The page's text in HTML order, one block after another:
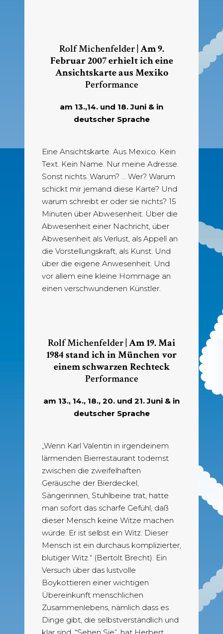
Rolf Michenfelder | Am 9.
Februar 2007 erhielt ich eine
Ansichtskarte aus Mexiko
Performance
am 13.,14. und 18. Juni & in
deutscher Sprache
Eine Ansichtskarte. Aus Mexico. Kein
Text. Kein Name. Nur meine Adresse.
Sonst nichts. Warum? … Wer? Warum
schickt mir jemand diese Karte? Und
warum schreibt er oder sie nichts? 15
Minuten über Abwesenheit. Über die
Abwesenheit einer Nachricht, über
Abwesenheit als Verlust, als Appell an
die Vorstellungskraft, als Kunst. Und
über die eigene Anwesenheit. Und
vor allem eine kleine Hommage an
einen verschwundenen Künstler.
Rolf Michenfelder | Am 19. Mai
1984 stand ich in München vor
einem schwarzen Rechteck
Performance
am 13., 14., 18., 20. und 21. Juni & in
deutscher Sprache
„Wenn Karl Valentin in irgendeinem
lärmenden Bierrestaurant todernst
zwischen die zweifelhaften
Geräusche der Bierdeckel,
Sängerinnen, Stuhlbeine trat, hatte
man sofort das scharfe Gefühl, daß
dieser Mensch keine Witze machen
würde. Er ist selbst ein Witz. Dieser
Mensch ist ein durchaus komplizierter,
blutiger Witz.“ (Bertolt Brecht). Ein
Versuch über das lustvolle
Boykottieren einer wichtigen
Übereinkunft menschlichen
Zusammenlebens, nämlich dass es
Dinge gibt, die selbstverständlich und